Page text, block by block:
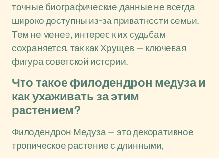
точные биографические данные не всегда
широко доступны из-за приватности семьи.
Тем не менее, интерес к их судьбам
сохраняется, так как Хрущев — ключевая
фигура советской истории.
Что такое филодендрон медуза и
как ухаживать за этим
растением?
Филодендрон Медуза — это декоративное
тропическое растение с длинными,